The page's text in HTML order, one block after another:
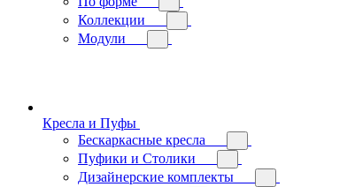
Коллекции
Модули
Кресла и Пуфы
Бескаркасные кресла
Пуфики и Столики
Дизайнерские комплекты